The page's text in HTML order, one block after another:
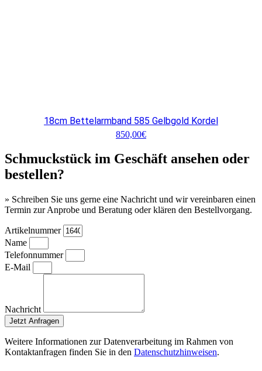
18cm Bettelarmband 585 Gelbgold Kordel
850,00€
Schmuckstück im Geschäft ansehen oder
bestellen?
» Schreiben Sie uns gerne eine Nachricht und wir vereinbaren einen
Termin zur Anprobe und Beratung oder klären den Bestellvorgang.
Artikelnummer
Name
Telefonnummer
E-Mail
Nachricht
Jetzt Anfragen
Weitere Informationen zur Datenverarbeitung im Rahmen von
Kontaktanfragen finden Sie in den Datenschutzhinweisen.